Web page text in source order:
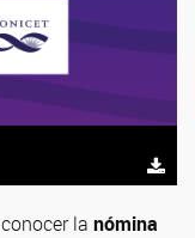
la nómina